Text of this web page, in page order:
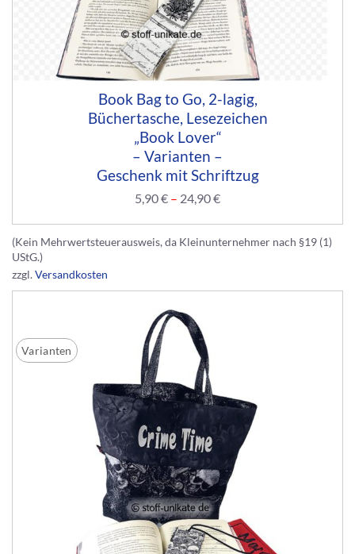
Book Bag to Go, 2-lagig,
Büchertasche, Lesezeichen
„Book Lover“
– Varianten –
Geschenk mit Schriftzug
5,90€ – 24,90€
(Kein Mehrwertsteuerausweis, da Kleinunternehmer nach §19 (1)
UStG.)
zzgl.Versandkosten
Varianten